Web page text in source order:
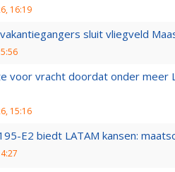
16:19
sluit vliegveld
voor vracht doordat onder meer
15:16
E2 biedt LATAM kansen: